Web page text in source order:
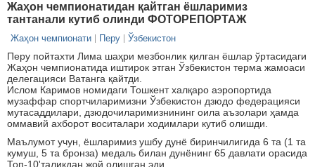
Жаҳон чемпионатидан қайтган ёшларимиз
тантанали кутиб олинди ФОТОРЕПОРТАЖ
Жаҳон чемпионати Перу Ўзбекистон
Перу пойтахти Лима шаҳри мезбонлик қилган ёшлар ўртасидаги
Жаҳон чемпионатида иштирок этган Ўзбекистон терма жамоаси
делегацияси Ватанга қайтди.
Ислом Каримов номидаги Тошкент халқаро аэропортида
музаффар спортчиларимизни Ўзбекистон дзюдо федерацияси
мутасаддилари, дзюдочиларимизнининг оила аъзолари ҳамда
оммавий ахборот воситалари ходимлари кутиб олишди.
Маълумот учун, ёшларимиз ушбу дунё биринчилигида 6 та (1 та
кумуш, 5 та бронза) медаль билан дунёнинг 65 давлати орасида
Топ-10'таликдан жой олишган эди.